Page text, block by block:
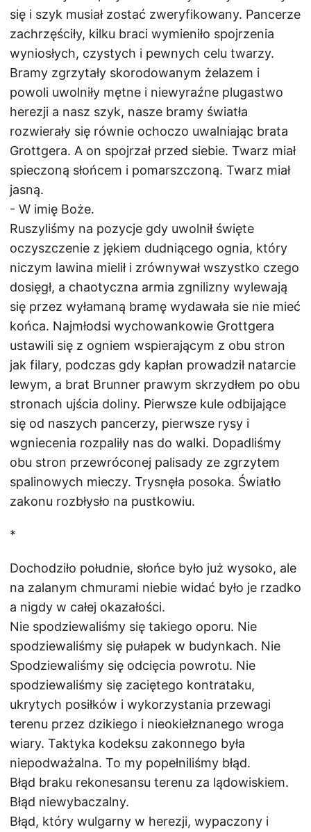
się i szyk musiał zostać zweryfikowany. Pancerze
zachrzęściły, kilku braci wymieniło spojrzenia
wyniosłych, czystych i pewnych celu twarzy.
Bramy zgrzytały skorodowanym żelazem i
powoli uwolniły mętne i niewyraźne plugastwo
herezji a nasz szyk, nasze bramy światła
rozwierały się równie ochoczo uwalniając brata
Grottgera. A on spojrzał przed siebie. Twarz miał
spieczoną słońcem i pomarszczoną. Twarz miał
jasną.
- W imię Boże.
Ruszyliśmy na pozycje gdy uwolnił święte
oczyszczenie z jękiem dudniącego ognia, który
niczym lawina mielił i zrównywał wszystko czego
dosięgł, a chaotyczna armia zgnilizny wylewają
się przez wyłamaną bramę wydawała sie nie mieć
końca. Najmłodsi wychowankowie Grottgera
ustawili się z ogniem wspierającym z obu stron
jak filary, podczas gdy kapłan prowadził natarcie
lewym, a brat Brunner prawym skrzydłem po obu
stronach ujścia doliny. Pierwsze kule odbijające
się od naszych pancerzy, pierwsze rysy i
wgniecenia rozpaliły nas do walki. Dopadliśmy
obu stron przewróconej palisady ze zgrzytem
spalinowych mieczy. Trysnęła posoka. Światło
zakonu rozbłysło na pustkowiu.
*
Dochodziło południe, słońce było już wysoko, ale
na zalanym chmurami niebie widać było je rzadko
a nigdy w całej okazałości.
Nie spodziewaliśmy się takiego oporu. Nie
spodziewaliśmy się pułapek w budynkach. Nie
Spodziewaliśmy się odcięcia powrotu. Nie
spodziewaliśmy się zaciętego kontrataku,
ukrytych posiłków i wykorzystania przewagi
terenu przez dzikiego i nieokiełznanego wroga
wiary. Taktyka kodeksu zakonnego była
niepodważalna. To my popełniliśmy błąd.
Błąd braku rekonesansu terenu za lądowiskiem.
Błąd niewybaczalny.
Błąd, który wulgarny w herezji, wypaczony i